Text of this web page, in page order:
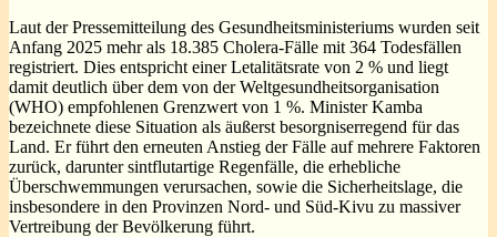
Laut der Pressemitteilung des Gesundheitsministeriums wurden seit
Anfang 2025 mehr als 18.385 Cholera-Fälle mit 364 Todesfällen
registriert. Dies entspricht einer Letalitätsrate von 2 % und liegt
damit deutlich über dem von der Weltgesundheitsorganisation
(WHO) empfohlenen Grenzwert von 1 %. Minister Kamba
bezeichnete diese Situation als äußerst besorgniserregend für das
Land. Er führt den erneuten Anstieg der Fälle auf mehrere Faktoren
zurück, darunter sintflutartige Regenfälle, die erhebliche
Überschwemmungen verursachen, sowie die Sicherheitslage, die
insbesondere in den Provinzen Nord- und Süd-Kivu zu massiver
Vertreibung der Bevölkerung führt.